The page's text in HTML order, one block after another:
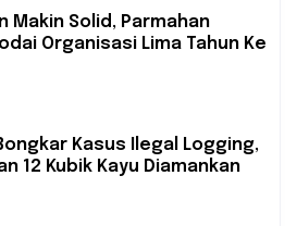
Makin Solid, Parmahan
Organisasi Lima Tahun Ke
Kasus Ilegal Logging,
12 Kubik Kayu Diamankan